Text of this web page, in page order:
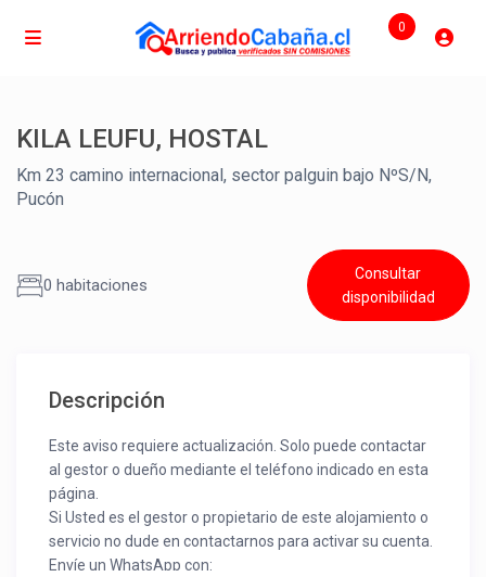
0
KILA LEUFU, HOSTAL
Km 23 camino internacional, sector palguin bajo NºS/N,
Pucón
0 habitaciones
Consultar
disponibilidad
Descripción
Este aviso requiere actualización. Solo puede contactar
al gestor o dueño mediante el teléfono indicado en esta
página.
Si Usted es el gestor o propietario de este alojamiento o
servicio no dude en contactarnos para activar su cuenta.
Envíe un WhatsApp con: